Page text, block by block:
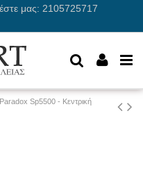
μας: 2105725717
Paradox Sp5500 - Κεντρική